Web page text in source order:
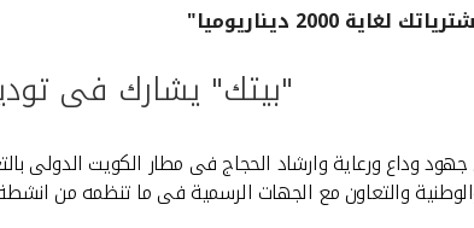
ديناريوميا"
"بيتك" يشارك فى
وداع ورعاية وارشاد الحجاج فى مطار الكويت الدولى
والتعاون مع الجهات الرسمية فى ما تنظمه من